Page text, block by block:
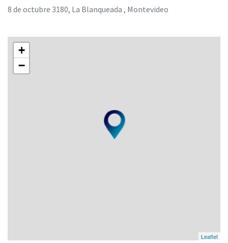
8 de octubre 3180, La Blanqueada , Montevideo
+
−
Leaflet